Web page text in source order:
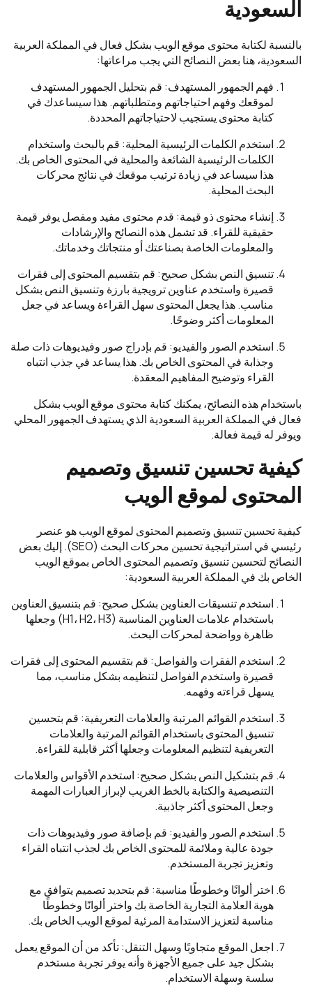
السعودية
بالنسبة لكتابة محتوى موقع الويب بشكل فعال في المملكة العربية
السعودية، هنا بعض النصائح التي يجب مراعاتها:
فهم الجمهور المستهدف: قم بتحليل الجمهور المستهدف
لموقعك وفهم احتياجاتهم ومتطلباتهم. هذا سيساعدك في
كتابة محتوى يستجيب لاحتياجاتهم المحددة.
استخدم الكلمات الرئيسية المحلية: قم بالبحث واستخدام
الكلمات الرئيسية الشائعة والمحلية في المحتوى الخاص بك.
هذا سيساعد في زيادة ترتيب موقعك في نتائج محركات
البحث المحلية.
إنشاء محتوى ذو قيمة: قدم محتوى مفيد ومفصل يوفر قيمة
حقيقية للقراء. قد تشمل هذه النصائح والإرشادات
والمعلومات الخاصة بصناعتك أو منتجاتك وخدماتك.
تنسيق النص بشكل صحيح: قم بتقسيم المحتوى إلى فقرات
قصيرة واستخدم عناوين ترويجية بارزة وتنسيق النص بشكل
مناسب. هذا يجعل المحتوى سهل القراءة ويساعد في جعل
المعلومات أكثر وضوحًا.
استخدم الصور والفيديو: قم بإدراج صور وفيديوهات ذات صلة
وجذابة في المحتوى الخاص بك. هذا يساعد في جذب انتباه
القراء وتوضيح المفاهيم المعقدة.
باستخدام هذه النصائح، يمكنك كتابة محتوى موقع الويب بشكل
فعال في المملكة العربية السعودية الذي يستهدف الجمهور المحلي
ويوفر له قيمة فعالة.
كيفية تحسين تنسيق وتصميم
المحتوى لموقع الويب
كيفية تحسين تنسيق وتصميم المحتوى لموقع الويب هو عنصر
رئيسي في استراتيجية تحسين محركات البحث (SEO). إليك بعض
النصائح لتحسين تنسيق وتصميم المحتوى الخاص بموقع الويب
الخاص بك في المملكة العربية السعودية:
استخدم تنسيقات العناوين بشكل صحيح: قم بتنسيق العناوين
باستخدام علامات العناوين المناسبة (H1، H2، H3) وجعلها
ظاهرة وواضحة لمحركات البحث.
استخدم الفقرات والفواصل: قم بتقسيم المحتوى إلى فقرات
قصيرة واستخدم الفواصل لتنظيمه بشكل مناسب، مما
يسهل قراءته وفهمه.
استخدم القوائم المرتبة والعلامات التعريفية: قم بتحسين
تنسيق المحتوى باستخدام القوائم المرتبة والعلامات
التعريفية لتنظيم المعلومات وجعلها أكثر قابلية للقراءة.
قم بتشكيل النص بشكل صحيح: استخدم الأقواس والعلامات
التنصيصية والكتابة بالخط الغريب لإبراز العبارات المهمة
وجعل المحتوى أكثر جاذبية.
استخدم الصور والفيديو: قم بإضافة صور وفيديوهات ذات
جودة عالية وملائمة للمحتوى الخاص بك لجذب انتباه القراء
وتعزيز تجربة المستخدم.
اختر ألوانًا وخطوطًا مناسبة: قم بتحديد تصميم يتوافق مع
هوية العلامة التجارية الخاصة بك واختر ألوانًا وخطوطًا
مناسبة لتعزيز الاستدامة المرئية لموقع الويب الخاص بك.
اجعل الموقع متجاوبًا وسهل التنقل: تأكد من أن الموقع يعمل
بشكل جيد على جميع الأجهزة وأنه يوفر تجربة مستخدم
سلسة وسهلة الاستخدام.